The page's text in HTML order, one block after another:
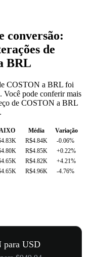
conversão:
de
BRL
COSTON a BRL foi
pode conferir mais
de COSTON a BRL
Média
Variação
R$4.84K
-0.06%
R$4.85K
+0.22%
R$4.82K
+4.21%
R$4.96K -4.76%
para USD